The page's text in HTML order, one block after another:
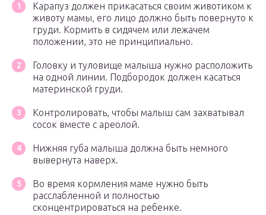
Карапуз должен прикасаться своим животиком к
животу мамы, его лицо должно быть повернуто к
груди. Кормить в сидячем или лежачем
положении, это не принципиально.
Головку и туловище малыша нужно расположить
на одной линии. Подбородок должен касаться
материнской груди.
Контролировать, чтобы малыш сам захватывал
сосок вместе с ареолой.
Нижняя губа малыша должна быть немного
вывернута наверх.
Во время кормления маме нужно быть
расслабленной и полностью
сконцентрироваться на ребенке.